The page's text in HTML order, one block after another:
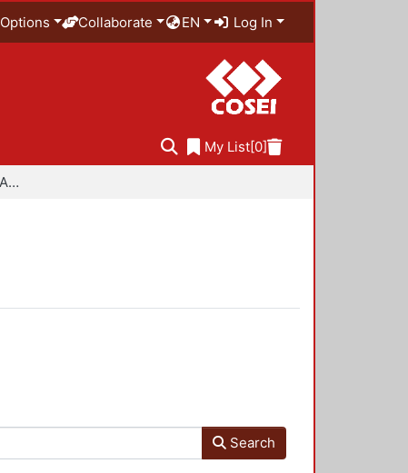
Options Collaborate EN Log In
My List[0]
Especialidad en Diseño Ambiental
Search